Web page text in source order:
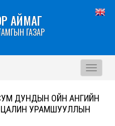
АЙМАГ
ГАЗАР
Toggle
ДУНДЫН ОЙН АНГИЙН
ЦАЛИН УРАМШУУЛЛЫН